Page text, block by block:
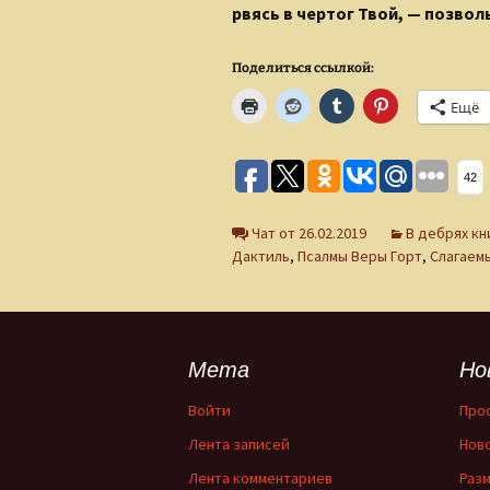
рвясь в чертог Твой, —
Поделиться ссылкой:
Ещё
42
Чат от 26.02.2019 В дебрях
Дактиль, Псалмы Веры Горт,
Мета
Войти
Лента записей
Лента комментариев